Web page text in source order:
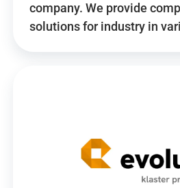
company. We provide
solutions for industry in